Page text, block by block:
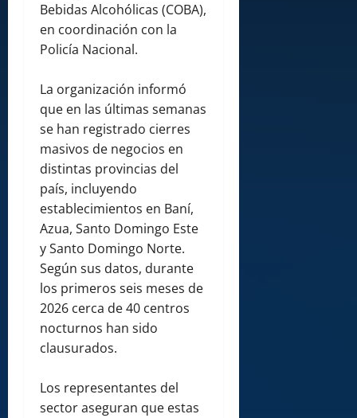
Bebidas Alcohólicas (COBA),
en coordinación con la
Policía Nacional.
La organización informó
que en las últimas semanas
se han registrado cierres
masivos de negocios en
distintas provincias del
país, incluyendo
establecimientos en Baní,
Azua, Santo Domingo Este
y Santo Domingo Norte.
Según sus datos, durante
los primeros seis meses de
2026 cerca de 40 centros
nocturnos han sido
clausurados.
Los representantes del
sector aseguran que estas